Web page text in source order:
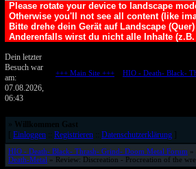
Please rotate your device to landscape
Otherwise you'll not see all content (like
Bitte drehe dein Gerät auf Landscape
Anderenfalls wirst du nicht alle Inhalte
Dein letzter
Besuch war
am:
07.08.2026,
06:43
+++ Main Site +++:: HIO - Death- Black-
» Willkommen Gast
Einloggen:: Registrieren:: Datenschutzerklärung]
HIO - Death- Black- Thrash- Grind- Doom Metal Forum »
Death-Metal » Review: Discreation - Procreation of the